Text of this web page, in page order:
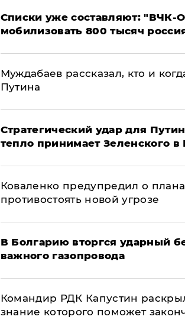
Списки уже составляют: "ВЧК-
мобилизовать 800 тысяч
Муждабаев рассказал, кто и
Путина
Стратегический удар для
тепло принимает Зеленского в
Коваленко предупредил о
противостоять новой угрозе
В Болгарию вторгся ударный
важного газопровода
Командир РДК Капустин
знание которого поможет